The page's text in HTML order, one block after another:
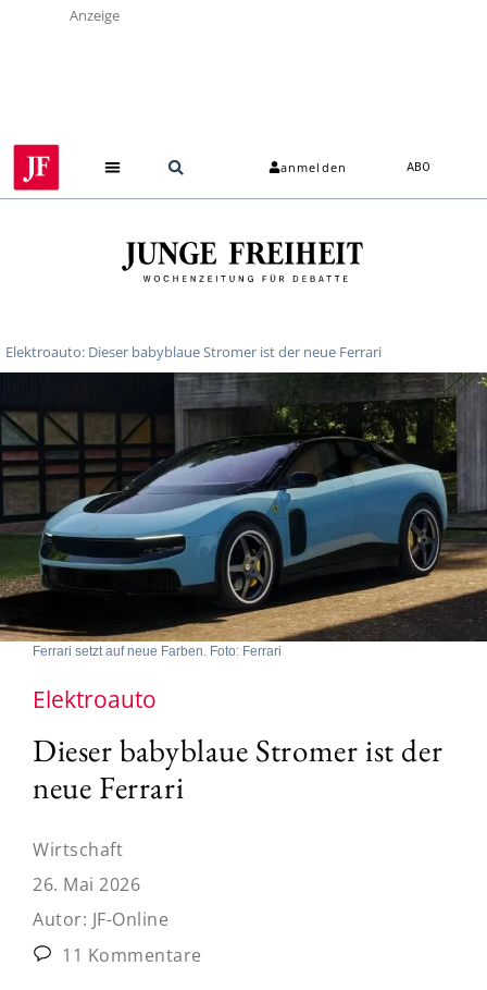
Anzeige
anmelden ABO
Elektroauto: Dieser babyblaue Stromer ist der neue Ferrari
Ferrari setzt auf neue Farben. Foto: Ferrari
Elektroauto
Dieser babyblaue Stromer ist der
neue Ferrari
Wirtschaft
26. Mai 2026
Autor: JF-Online
11 Kommentare